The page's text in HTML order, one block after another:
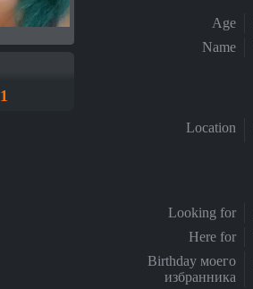
1
Age
Name
Location
Looking for
Here for
Birthday моего
избранника